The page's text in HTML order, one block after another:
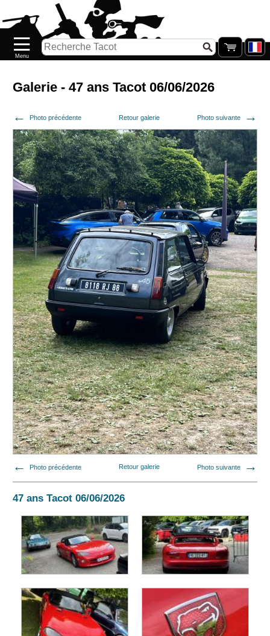
Galerie - 47 ans Tacot 06/06/2026
Photo précédente Retour galerie Photo suivante
Photo précédente Retour galerie Photo suivante
47 ans Tacot 06/06/2026
Nouveautés
Catalogue/Stock
PETITS
PRIX
Réassort
Seconde
main
Galerie